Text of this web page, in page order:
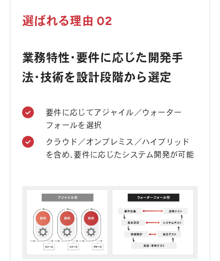
選ばれる理由 02
業務特性・要件に応じた開発手
法・技術を設計段階から選定
要件に応じてアジャイル／ウォーター
フォールを選択
クラウド／オンプレミス／ハイブリッド
を含め、要件に応じたシステム開発が可能